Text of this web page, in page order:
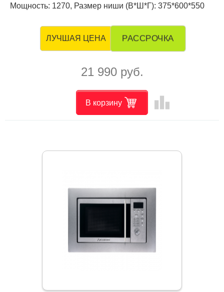
Мощность: 1270, Размер ниши (В*Ш*Г): 375*600*550
ЛУЧШАЯ ЦЕНА РАССРОЧКА
21 990 руб.
В корзину leaderboard